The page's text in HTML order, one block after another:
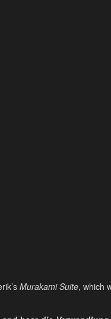
Murakami Suite, which